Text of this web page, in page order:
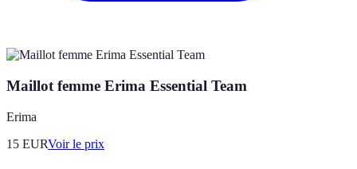
Maillot femme Erima Essential Team
Erima
15 EURVoir le prix